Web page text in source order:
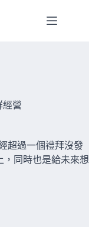
經營
超過一個禮拜沒發
，同時也是給未來想